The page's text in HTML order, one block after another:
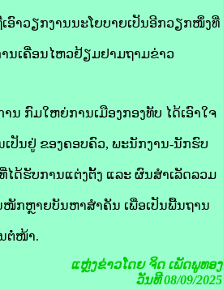
ອົາວຽກງານນະໂຍບາຍເປັນອີກວຽກໜຶ່ງທີ່
ນເຄື່ອນໄຫວຢ້ຽມຢາມຖາມຂ່າວ
ກົມໃຫຍ່ການເມືອງກອງທັບ ໄດ້ເອົາໃຈ
ປັນຢູ່ ຂອງຄອບຄົວ, ພະນັກງານ-ນັກຮົບ
ດ້ຮັບການແຕ່ງຕັ້ງ ແລະ ຜົນສຳເລັດລວມ
ໜັກຫຼາຍບັນຫາສຳຄັນ ເພື່ອເປັນພື້ນຖານ
ຕໍ່ໜ້າ.
ແຫຼ່ງຂ່າວໂດຍ ຈິດ ເພັດພູທອງ
ວັນທີ 08/09/2025